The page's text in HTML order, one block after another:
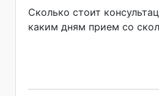
Сколько стоит
каким дням прием со